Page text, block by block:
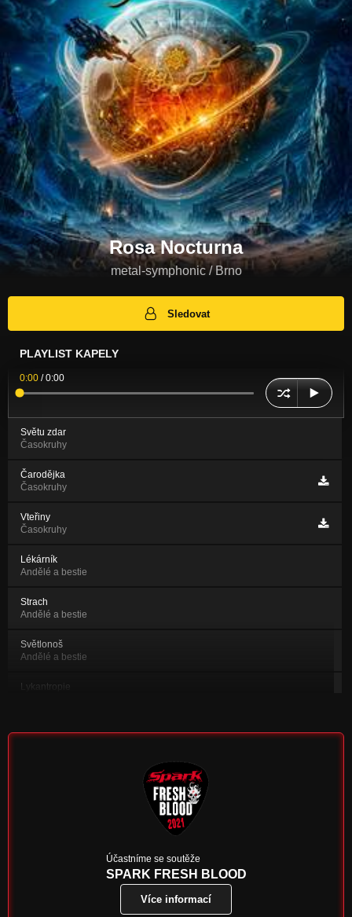
Rosa Nocturna
metal-symphonic / Brno
Sledovat
PLAYLIST KAPELY
0:00 /0:00
Světu zdar
Časokruhy
Čarodějka
Časokruhy
Vteřiny
Časokruhy
Lékárník
Andělé a bestie
Strach
Andělé a bestie
Světlonoš
Andělé a bestie
Lykantropie
Fenyklová panenka (ukázka)
Účastníme se soutěže
SPARK FRESH BLOOD
Více informací